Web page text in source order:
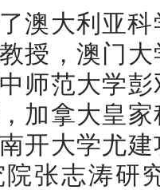
澳大利亚
授，澳门
师范大学
加拿大皇
开大学尤
张志涛研